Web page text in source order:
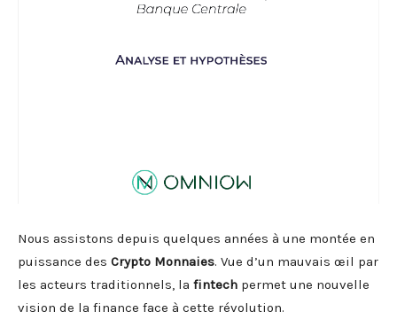
Nous assistons depuis quelques années à une montée en
puissance des Crypto Monnaies. Vue d’un mauvais œil par
les acteurs traditionnels, la fintech permet une nouvelle
vision de la finance face à cette révolution.